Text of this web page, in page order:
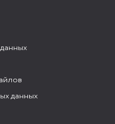
данных